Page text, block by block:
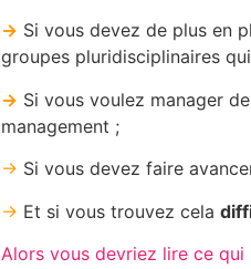
→ Si vous devez de plus en
groupes pluridisciplinaires
→ Si vous voulez manager
management ;
→ Si vous devez faire
→ Et si vous trouvez cela
Alors vous devriez lire ce qui